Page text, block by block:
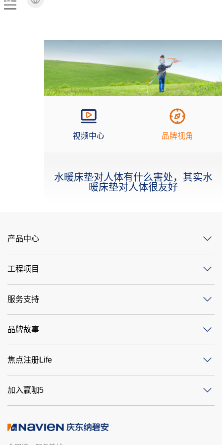
视频中心 品牌视角
水暖床垫对人体有什么害处，其实水
暖床垫对人体很友好
产品中心
工程项目
服务支持
品牌故事
焦点注册Life
加入赢咖5